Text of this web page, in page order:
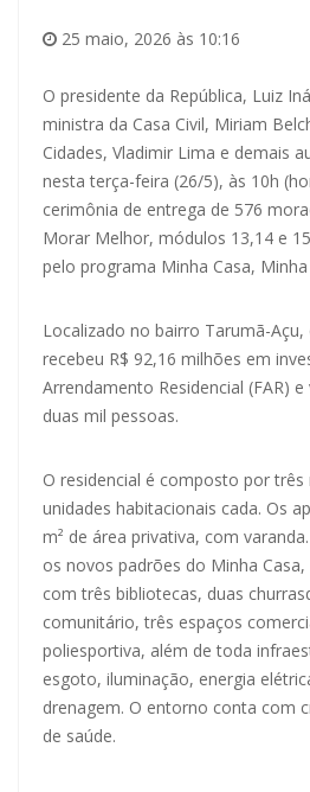
25 maio, 2026 às 10:16
O presidente da República, Luiz
ministra da Casa Civil, Miriam
Cidades, Vladimir Lima e demais
nesta terça-feira (26/5), às 10h
cerimônia de entrega de 576
Morar Melhor, módulos 13,14 e
pelo programa Minha Casa, Minha
Localizado no bairro Tarumã-
recebeu R$ 92,16 milhões em
Arrendamento Residencial (FAR)
duas mil pessoas.
O residencial é composto por
unidades habitacionais cada. Os
m² de área privativa, com
os novos padrões do Minha
com três bibliotecas, duas
comunitário, três espaços
poliesportiva, além de toda
esgoto, iluminação, energia
drenagem. O entorno conta com
de saúde.